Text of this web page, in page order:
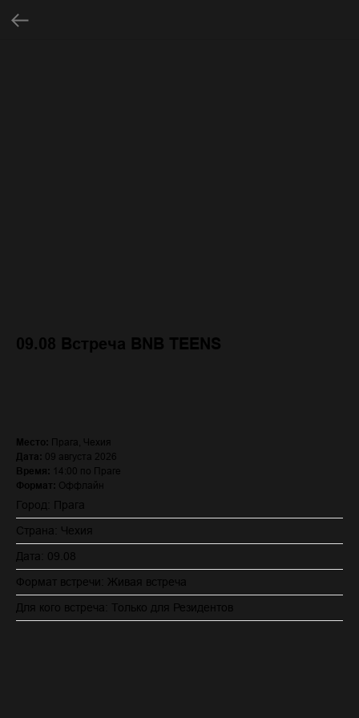
09.08 Встреча BNB TEENS
Место: Прага, Чехия
Дата: 09 августа 2026
Время:
14:00 по Праге
Формат: Оффлайн
Город: Прага
Страна: Чехия
Дата: 09.08
Формат встречи: Живая встреча
Для кого встреча: Только для Резидентов